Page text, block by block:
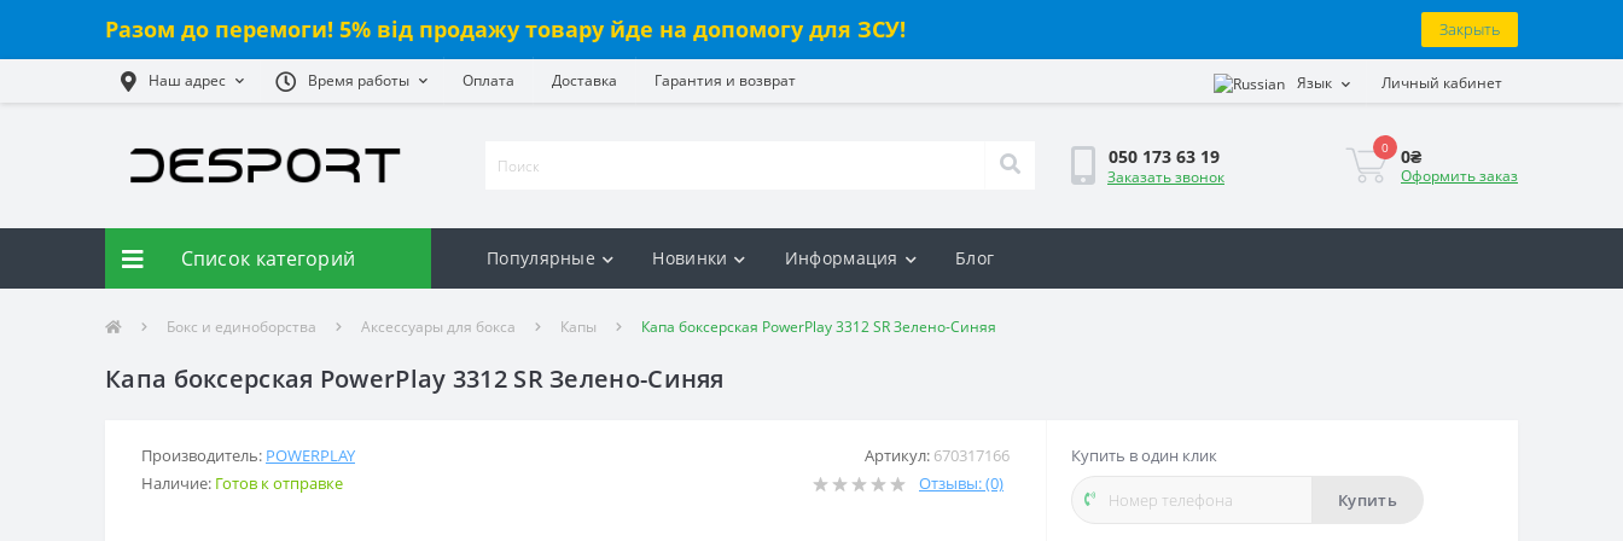
Разом до перемоги! 5% від продажу товару йде на допомогу для ЗСУ! Закрыть
Наш адрес Время работы Оплата Доставка Гарантия и возврат Язык Личный кабинет
050 173 63 19
Заказать звонок
0 0₴
Оформить заказ
Список категорий Популярные Новинки Информация Блог
Бокс и единоборства Аксессуары для бокса Капы Капа боксерская PowerPlay 3312 SR Зелено-Синяя
Капа боксерская PowerPlay 3312 SR Зелено-Синяя
Производитель: POWERPLAY Артикул: 670317166
Наличие: Готов к отправке Отзывы: (0)
Купить в один клик
Купить